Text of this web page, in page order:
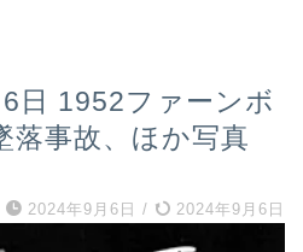
日 1952ファーンボ
落事故、ほか写真
2024年9月6日 / 2024年9月6日